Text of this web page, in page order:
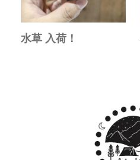
水草 入荷！